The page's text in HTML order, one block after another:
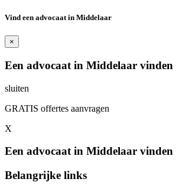
Vind een advocaat in Middelaar
×
Een advocaat in Middelaar vinden
sluiten
GRATIS offertes aanvragen
X
Een advocaat in Middelaar vinden
Belangrijke links